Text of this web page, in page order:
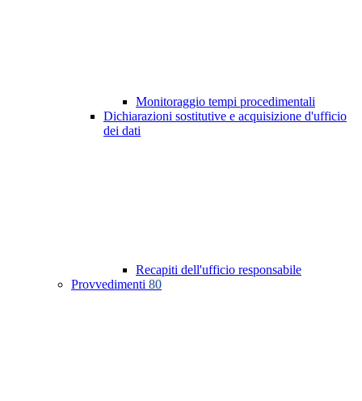
Monitoraggio tempi procedimentali
Dichiarazioni sostitutive e acquisizione d'ufficio
dei dati
Recapiti dell'ufficio responsabile
Provvedimenti 80